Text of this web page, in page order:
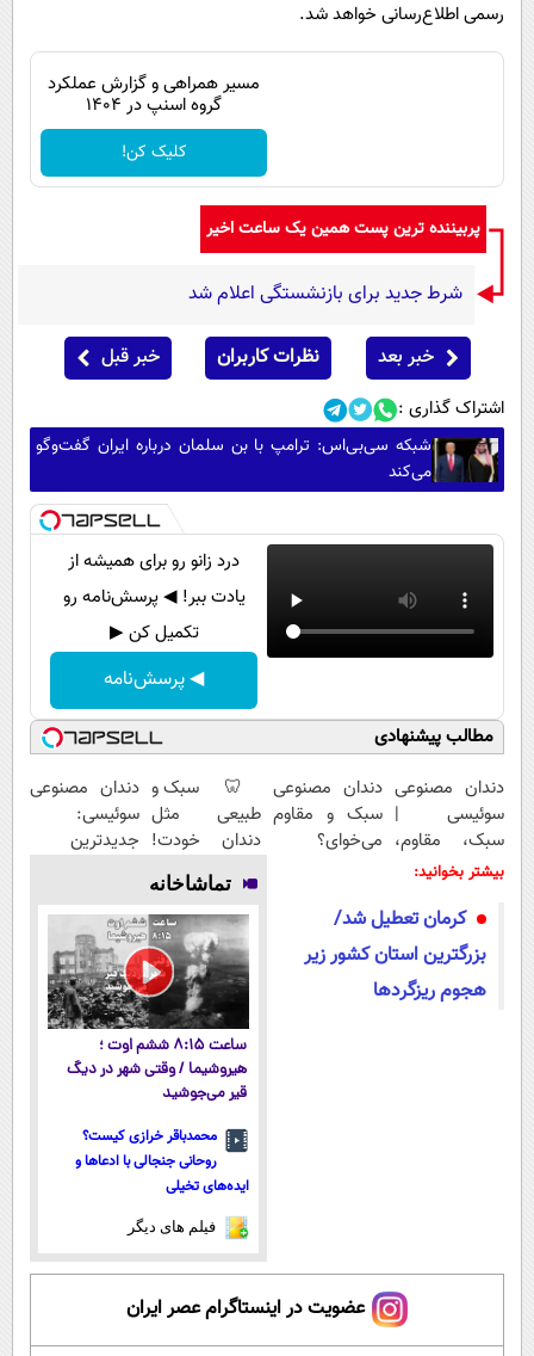
رسمی اطلاع‌رسانی خواهد شد.
مسیر همراهی و گزارش عملکرد
گروه اسنپ در ۱۴۰۴
کلیک کن!
پربیننده ترین پست همین یک ساعت اخیر
شرط جدید برای بازنشستگی اعلام شد
خبر بعد نظرات کاربران خبر قبل
اشتراک گذاری :
شبکه سی‌بی‌اس: ترامپ با بن سلمان درباره ایران گفت‌وگو
می‌کند
درد زانو رو برای همیشه از
یادت ببر! ◀ پرسش‌نامه رو
تکمیل کن ▶
◀ پرسش‌نامه
مطالب پیشنهادی
دندان مصنوعی
سوئیسی |
سبک، مقاوم،
طبیعی! ویزیت
اقساطی😍
دندان مصنوعی
سبک و مقاوم
می‌خوای؟
داریم!😍 | 📍
تهران
🦷 سبک و
طبیعی مثل
دندان خودت!
نصب آسان و
پرداخت
اقساطی 💳 📍
تهران
دندان مصنوعی
سوئیسی:
جدیدترین
پرداخت قسطی
بیشتر بخوانید:
کرمان تعطیل شد/
بزرگترین استان کشور زیر
هجوم ریزگردها
تماشاخانه
ساعت ۸:۱۵ ششم اوت ؛
هیروشیما / وقتی شهر در دیگ
قیر می‌جوشید
محمدباقر خرازی کیست؟
روحانی جنجالی با ادعاها و
ایده‌های تخیلی
فیلم های دیگر
عضویت در اینستاگرام عصر ایران